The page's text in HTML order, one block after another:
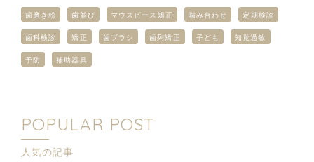
歯磨き粉 歯並び マウスピース矯正 噛み合わせ 定期検診
歯科検診 矯正 歯ブラシ 歯列矯正 子ども 知覚過敏
予防 補助器具
POPULAR POST
人気の記事